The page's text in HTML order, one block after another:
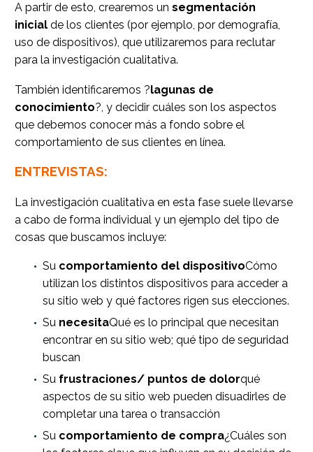
A partir de esto, crearemos un segmentación
inicial de los clientes (por ejemplo, por demografía,
uso de dispositivos), que utilizaremos para reclutar
para la investigación cualitativa.
También identificaremos ?lagunas de
conocimiento?, y decidir cuáles son los aspectos
que debemos conocer más a fondo sobre el
comportamiento de sus clientes en línea.
ENTREVISTAS:
La investigación cualitativa en esta fase suele llevarse
a cabo de forma individual y un ejemplo del tipo de
cosas que buscamos incluye:
Su comportamiento del dispositivoCómo
utilizan los distintos dispositivos para acceder a
su sitio web y qué factores rigen sus elecciones.
Su necesitaQué es lo principal que necesitan
encontrar en su sitio web; qué tipo de seguridad
buscan
Su frustraciones/ puntos de dolorqué
aspectos de su sitio web pueden disuadirles de
completar una tarea o transacción
Su comportamiento de compra¿Cuáles son